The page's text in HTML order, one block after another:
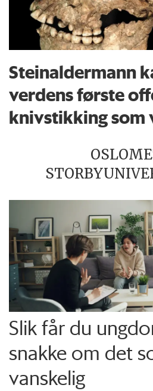
Steinaldermann
verdens første
knivstikking som
Slik får du
snakke om det
vanskelig